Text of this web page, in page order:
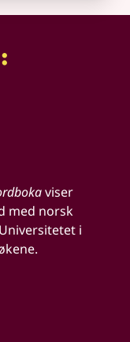
viser
med norsk
i